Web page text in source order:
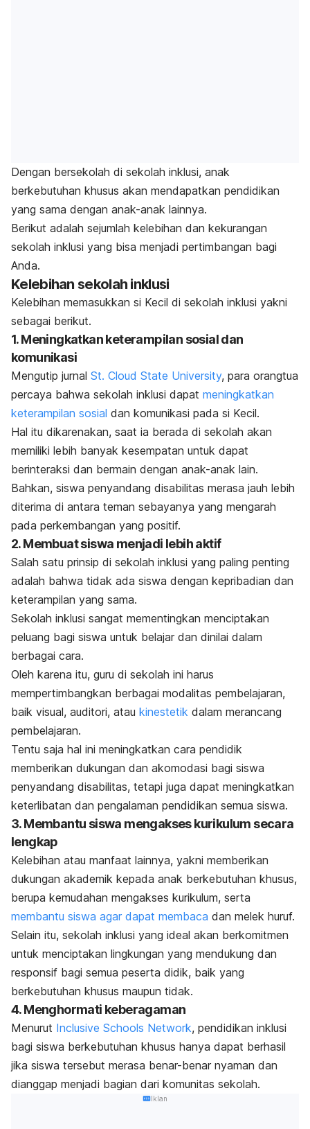
Dengan bersekolah di sekolah inklusi, anak
berkebutuhan khusus akan mendapatkan pendidikan
yang sama dengan anak-anak lainnya.
Berikut adalah sejumlah kelebihan dan kekurangan
sekolah inklusi yang bisa menjadi pertimbangan bagi
Anda.
Kelebihan sekolah inklusi
Kelebihan memasukkan si Kecil di sekolah inklusi yakni
sebagai berikut.
1. Meningkatkan keterampilan sosial dan
komunikasi
Mengutip jurnal St. Cloud State University, para orangtua
percaya bahwa sekolah inklusi dapat meningkatkan
keterampilan sosial dan komunikasi pada si Kecil.
Hal itu dikarenakan, saat ia berada di sekolah akan
memiliki lebih banyak kesempatan untuk dapat
berinteraksi dan bermain dengan anak-anak lain.
Bahkan, siswa penyandang disabilitas merasa jauh lebih
diterima di antara teman sebayanya yang mengarah
pada perkembangan yang positif.
2. Membuat siswa menjadi lebih aktif
Salah satu prinsip di sekolah inklusi yang paling penting
adalah bahwa tidak ada siswa dengan kepribadian dan
keterampilan yang sama.
Sekolah inklusi sangat mementingkan menciptakan
peluang bagi siswa untuk belajar dan dinilai dalam
berbagai cara.
Oleh karena itu, guru di sekolah ini harus
mempertimbangkan berbagai modalitas pembelajaran,
baik visual, auditori, atau kinestetik dalam merancang
pembelajaran.
Tentu saja hal ini meningkatkan cara pendidik
memberikan dukungan dan akomodasi bagi siswa
penyandang disabilitas, tetapi juga dapat meningkatkan
keterlibatan dan pengalaman pendidikan semua siswa.
3. Membantu siswa mengakses kurikulum secara
lengkap
Kelebihan atau manfaat lainnya, yakni memberikan
dukungan akademik kepada anak berkebutuhan khusus,
berupa kemudahan mengakses kurikulum, serta
membantu siswa agar dapat membaca dan melek huruf.
Selain itu, sekolah inklusi yang ideal akan berkomitmen
untuk menciptakan lingkungan yang mendukung dan
responsif bagi semua peserta didik, baik yang
berkebutuhan khusus maupun tidak.
4. Menghormati keberagaman
Menurut Inclusive Schools Network, pendidikan inklusi
bagi siswa berkebutuhan khusus hanya dapat berhasil
jika siswa tersebut merasa benar-benar nyaman dan
dianggap menjadi bagian dari komunitas sekolah.
Iklan